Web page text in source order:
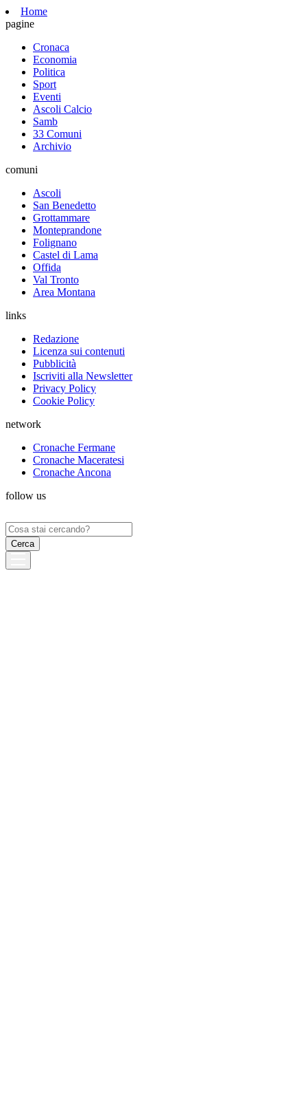
Home
pagine
Cronaca
Economia
Politica
Sport
Eventi
Ascoli Calcio
Samb
33 Comuni
Archivio
comuni
Ascoli
San Benedetto
Grottammare
Monteprandone
Folignano
Castel di Lama
Offida
Val Tronto
Area Montana
links
Redazione
Licenza sui contenuti
Pubblicità
Iscriviti alla Newsletter
Privacy Policy
Cookie Policy
network
Cronache Fermane
Cronache Maceratesi
Cronache Ancona
follow us
Ricerca
per: